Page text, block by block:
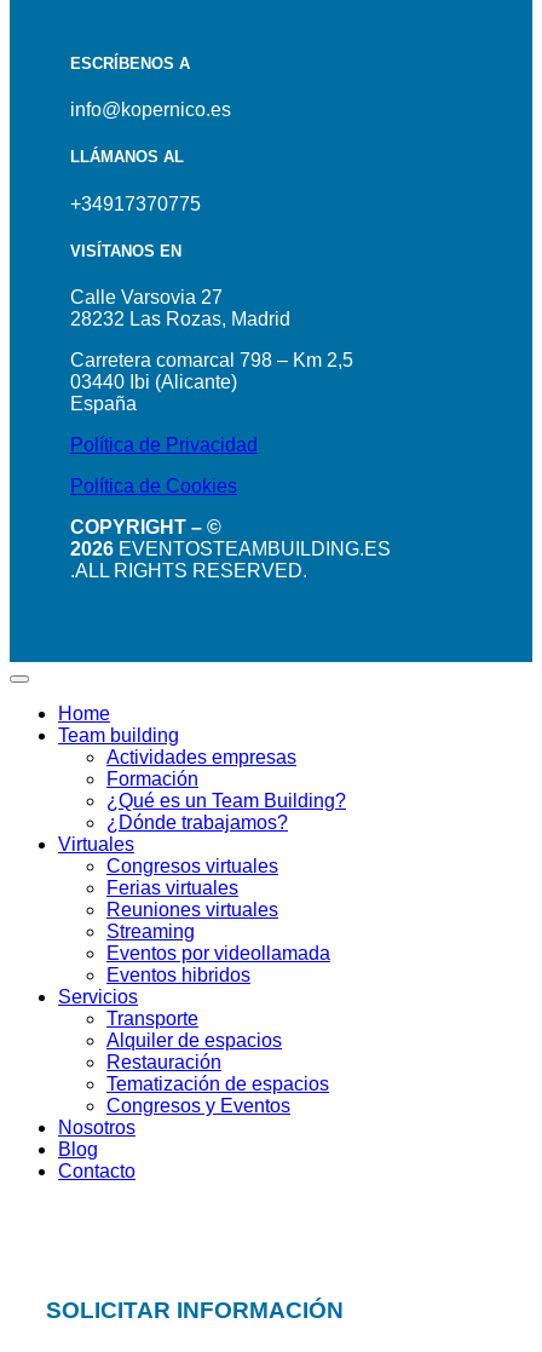
ESCRÍBENOS A
info@kopernico.es
LLÁMANOS AL
+34917370775
VISÍTANOS EN
Calle Varsovia 27
28232 Las Rozas, Madrid
Carretera comarcal 798 – Km 2,5
03440 Ibi (Alicante)
España
Política de Privacidad
Política de Cookies
COPYRIGHT – ©
2026 EVENTOSTEAMBUILDING.ES
.ALL RIGHTS RESERVED.
Home
Team building
Actividades empresas
Formación
¿Qué es un Team Building?
¿Dónde trabajamos?
Virtuales
Congresos virtuales
Ferias virtuales
Reuniones virtuales
Streaming
Eventos por videollamada
Eventos hibridos
Servicios
Transporte
Alquiler de espacios
Restauración
Tematización de espacios
Congresos y Eventos
Nosotros
Blog
Contacto
SOLICITAR INFORMACIÓN